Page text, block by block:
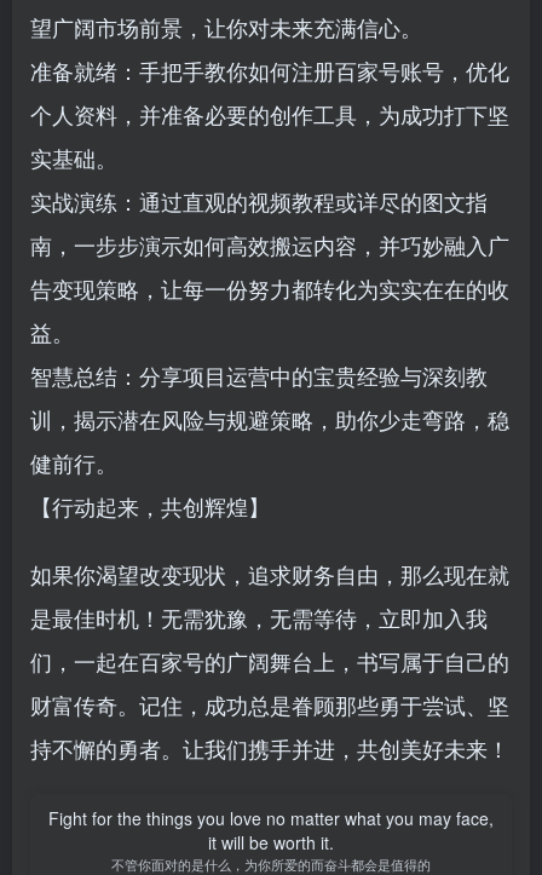
望广阔市场前景，让你对未来充满信心。
准备就绪：手把手教你如何注册百家号账号，优化
个人资料，并准备必要的创作工具，为成功打下坚
实基础。
实战演练：通过直观的视频教程或详尽的图文指
南，一步步演示如何高效搬运内容，并巧妙融入广
告变现策略，让每一份努力都转化为实实在在的收
益。
智慧总结：分享项目运营中的宝贵经验与深刻教
训，揭示潜在风险与规避策略，助你少走弯路，稳
健前行。
【行动起来，共创辉煌】
如果你渴望改变现状，追求财务自由，那么现在就
是最佳时机！无需犹豫，无需等待，立即加入我
们，一起在百家号的广阔舞台上，书写属于自己的
财富传奇。记住，成功总是眷顾那些勇于尝试、坚
持不懈的勇者。让我们携手并进，共创美好未来！
Fight for the things you love no matter what you may face,
it will be worth it.
不管你面对的是什么，为你所爱的而奋斗都会是值得的